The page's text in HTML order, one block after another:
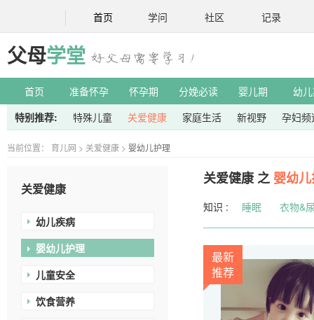
首页 学问 社区 记录
父母学堂
首页 准备怀孕 怀孕期 分娩必读 婴儿期
幼
特别推荐:
特殊儿童 关爱健康 家庭生活 新视野 孕妇频
当前位置： 育儿网 > 关爱健康 > 婴幼儿护理
关爱健康
幼儿疾病
婴幼儿护理
儿童安全
饮食营养
关爱健康 之 婴幼
知识 : 睡眠 衣物&
最新
推荐